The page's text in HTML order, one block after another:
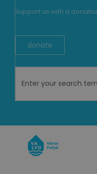
Support us with a
donate